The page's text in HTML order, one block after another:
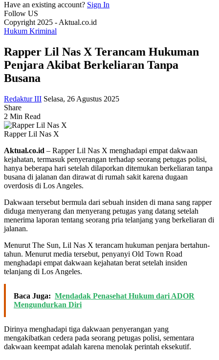
Have an existing account? Sign In
Follow US
Copyright 2025 - Aktual.co.id
Hukum Kriminal
Rapper Lil Nas X Terancam Hukuman
Penjara Akibat Berkeliaran Tanpa
Busana
Redaktur III Selasa, 26 Agustus 2025
Share
2 Min Read
Rapper Lil Nas X
Aktual.co.id – Rapper Lil Nas X menghadapi empat dakwaan
kejahatan, termasuk penyerangan terhadap seorang petugas polisi,
hanya beberapa hari setelah dilaporkan ditemukan berkeliaran tanpa
busana di jalanan dan dirawat di rumah sakit karena dugaan
overdosis di Los Angeles.
Dakwaan tersebut bermula dari sebuah insiden di mana sang rapper
diduga menyerang dan menyerang petugas yang datang setelah
menerima laporan tentang seorang pria telanjang yang berkeliaran di
jalanan.
Menurut The Sun, Lil Nas X terancam hukuman penjara bertahun-
tahun. Menurut media tersebut, penyanyi Old Town Road
menghadapi empat dakwaan kejahatan berat setelah insiden
telanjang di Los Angeles.
Baca Juga: Mendadak Penasehat Hukum dari ADOR
Mengundurkan Diri
Dirinya menghadapi tiga dakwaan penyerangan yang
mengakibatkan cedera pada seorang petugas polisi, sementara
dakwaan keempat adalah karena menolak perintah eksekutif.